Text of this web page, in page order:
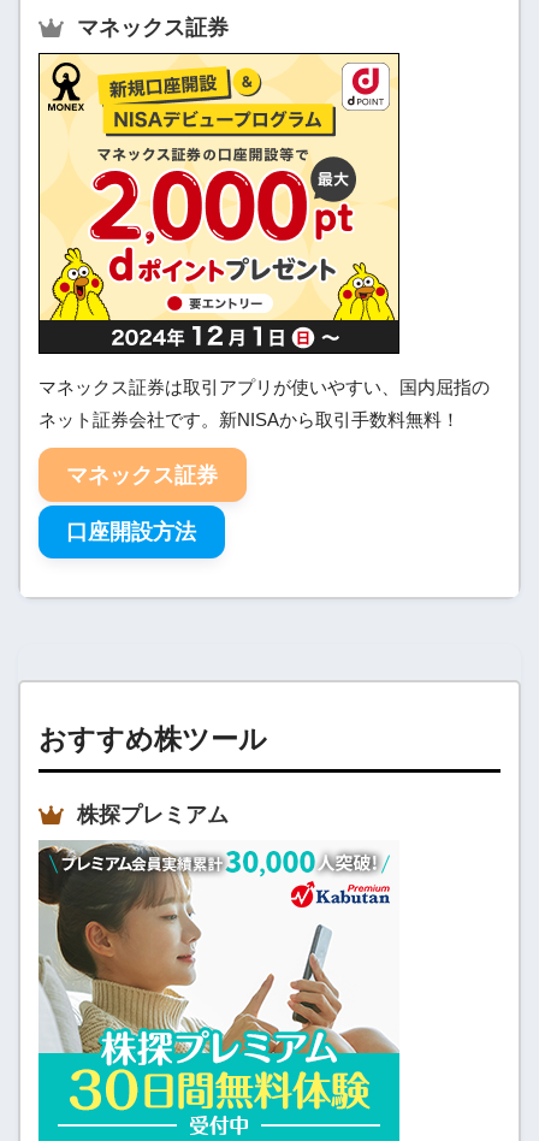
マネックス証券
マネックス証券は取引アプリが使いやすい、国内屈指の
ネット証券会社です。新NISAから取引手数料無料！
マネックス証券
口座開設方法
おすすめ株ツール
株探プレミアム